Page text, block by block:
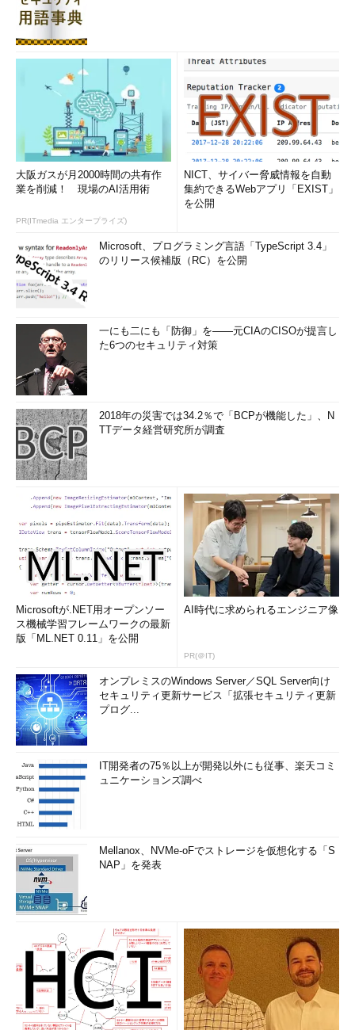
大阪ガスが月2000時間の共有作
業を削減！ 現場のAI活用術
PR(ITmedia エンタープライズ)
NICT、サイバー脅威情報を自動
集約できるWebアプリ「EXIST」
を公開
Microsoft、プログラミング言語「TypeScript 3.4」
のリリース候補版（RC）を公開
一にも二にも「防御」を――元CIAのCISOが提言し
た6つのセキュリティ対策
2018年の災害では34.2％で「BCPが機能した」、N
TTデータ経営研究所が調査
Microsoftが.NET用オープンソー
ス機械学習フレームワークの最新
版「ML.NET 0.11」を公開
AI時代に求められるエンジニア像
PR(＠IT)
オンプレミスのWindows Server／SQL Server向け
セキュリティ更新サービス「拡張セキュリティ更新
プログ...
IT開発者の75％以上が開発以外にも従事、楽天コミ
ュニケーションズ調べ
Mellanox、NVMe-oFでストレージを仮想化する「S
NAP」を発表